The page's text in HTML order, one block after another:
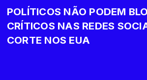
POLÍTICOS NÃO PODEM
CRÍTICOS NAS REDES SOCIAIS,
CORTE NOS EUA